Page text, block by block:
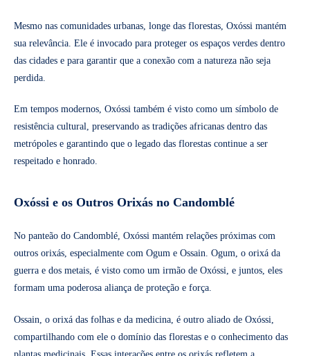
Mesmo nas comunidades urbanas, longe das florestas, Oxóssi mantém
sua relevância. Ele é invocado para proteger os espaços verdes dentro
das cidades e para garantir que a conexão com a natureza não seja
perdida.
Em tempos modernos, Oxóssi também é visto como um símbolo de
resistência cultural, preservando as tradições africanas dentro das
metrópoles e garantindo que o legado das florestas continue a ser
respeitado e honrado.
Oxóssi e os Outros Orixás no Candomblé
No panteão do Candomblé, Oxóssi mantém relações próximas com
outros orixás, especialmente com Ogum e Ossain. Ogum, o orixá da
guerra e dos metais, é visto como um irmão de Oxóssi, e juntos, eles
formam uma poderosa aliança de proteção e força.
Ossain, o orixá das folhas e da medicina, é outro aliado de Oxóssi,
compartilhando com ele o domínio das florestas e o conhecimento das